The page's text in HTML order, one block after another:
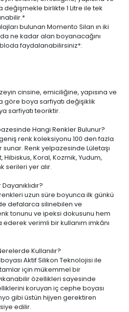
değişmekle birlikte 1 Litre ile tek
bulunan Momento Silan ın iki
ne kadar alan boyanacağını
faydalanabilirsiniz*:
cinsine, emiciliğine, yapısına ve
göre boya sarfiyatı değişiklik
sarfiyatı teoriktir.
Hangi Renkler Bulunur?
renk koleksiyonu 100 den fazla
Renk yelpazesinde Lületaşı
Hibiskus, Koral, Kozmik, Yudum,
serileri yer alır.
uzun süre boyunca ilk günkü
defalarca silinebilen ve
tonunu ve ipeksi dokusunu hem
verimli bir kullanım imkânı
Kullanılır?
Aktif Silikon Teknolojisi ile
için mükemmel bir
özellikleri sayesinde
koruyan iç cephe boyası
gibi üstün hijyen gerektiren
edilir.